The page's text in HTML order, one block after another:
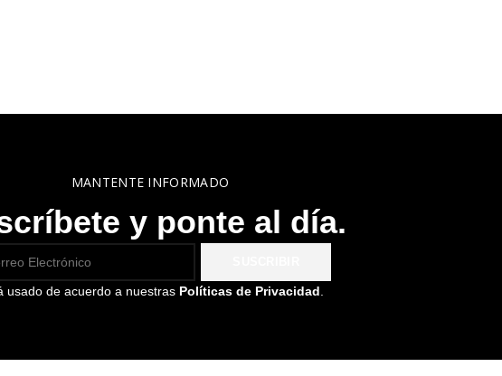
MANTENTE INFORMADO
y ponte al día.
usado de acuerdo a nuestras Políticas de Privacidad